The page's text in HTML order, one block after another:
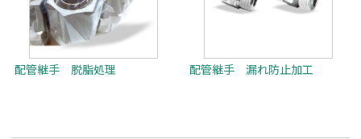
配管継手 脱脂処理 配管継手 漏れ防止加工